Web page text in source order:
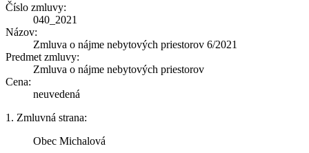
Číslo zmluvy:
040_2021
Názov:
Zmluva o nájme nebytových priestorov 6/2021
Predmet zmluvy:
Zmluva o nájme nebytových priestorov
Cena:
neuvedená
1. Zmluvná strana:
Obec Michalová